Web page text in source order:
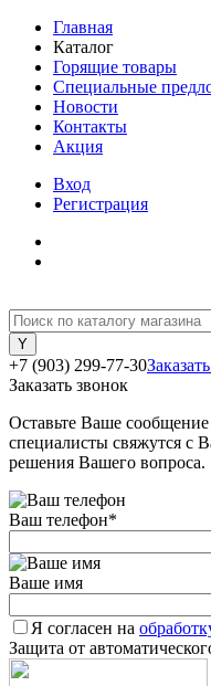
Главная
Каталог
Горящие товары
Специальные
Новости
Контакты
Акция
Вход
Регистрация
+7 (903) 299-77-30
Заказать звонок
Оставьте Ваше
специалисты свяжутся с
решения Вашего вопроса.
Ваш телефон*
Ваше имя
Я согласен на
Защита от